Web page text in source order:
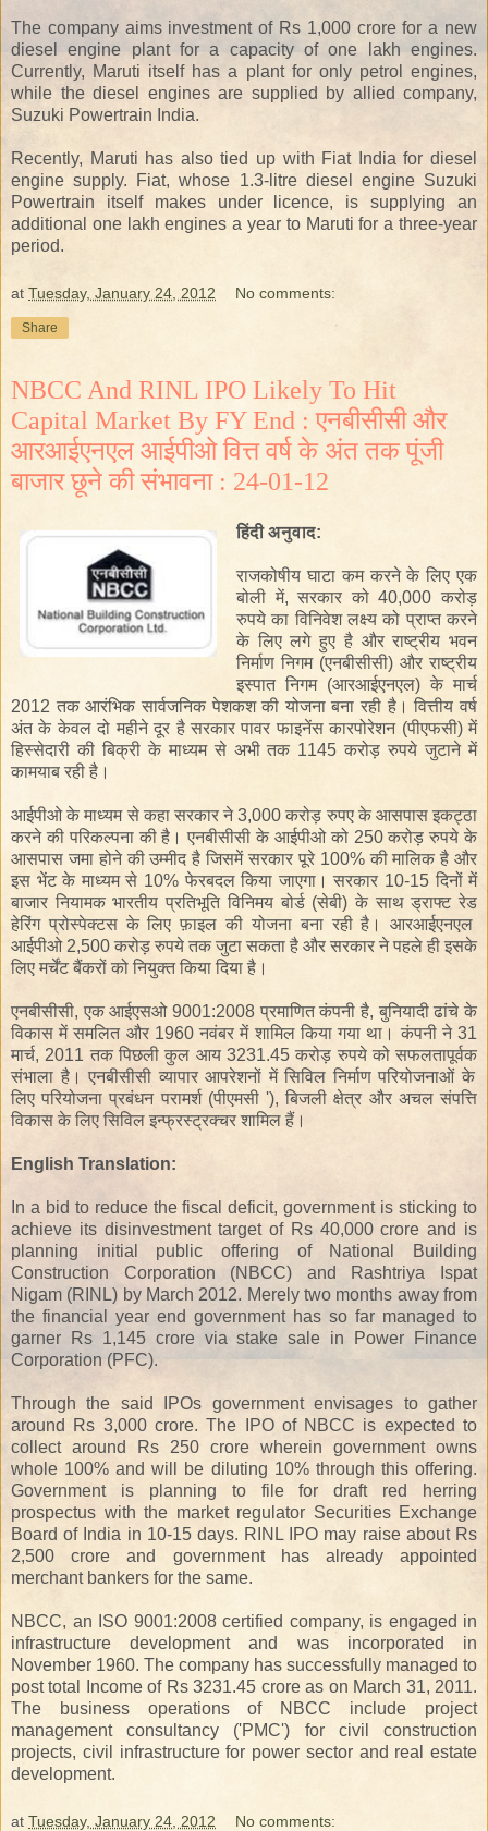
The company aims investment of Rs 1,000 crore for a new
diesel engine plant for a capacity of one lakh engines.
Currently, Maruti itself has a plant for only petrol engines,
while the diesel engines are supplied by allied company,
Suzuki Powertrain India.
Recently, Maruti has also tied up with Fiat India for diesel
engine supply. Fiat, whose 1.3-litre diesel engine Suzuki
Powertrain itself makes under licence, is supplying an
additional one lakh engines a year to Maruti for a three-year
period.
at Tuesday, January 24, 2012 No comments:
Share
NBCC And RINL IPO Likely To Hit
Capital Market By FY End : एनबीसीसी और
आरआईएनएल आईपीओ वित्त वर्ष के अंत तक पूंजी
बाजार छूने की संभावना : 24-01-12
हिंदी अनुवाद:
राजकोषीय घाटा कम करने के लिए एक
बोली में, सरकार को 40,000 करोड़
रुपये का विनिवेश लक्ष्य को प्राप्त करने
के लिए लगे हुए है और राष्ट्रीय भवन
निर्माण निगम (एनबीसीसी) और राष्ट्रीय
इस्पात निगम (आरआईएनएल) के मार्च
2012 तक आरंभिक सार्वजनिक पेशकश की योजना बना रही है।वित्तीय वर्ष
अंत के केवल दो महीने दूर है सरकार पावर फाइनेंस कारपोरेशन (पीएफसी) में
हिस्सेदारी की बिक्री के माध्यम से अभी तक 1145 करोड़ रुपये जुटाने में
कामयाब रही है ।
आईपीओ के माध्यम से कहा सरकार ने3,000 करोड़ रुपए के आसपास इकट्ठा
करने कीपरिकल्पना कीहै ।एनबीसीसी के आईपीओ को 250 करोड़ रुपये के
आसपास जमा होने की उम्मीद हैजिसमें सरकार पूरे 100% कीमालिक है और
इस भेंट के माध्यम से 10% फेरबदल किया जाएगा।सरकार 10-15 दिनों में
बाजार नियामक भारतीय प्रतिभूति विनिमय बोर्ड (सेबी) के साथ ड्राफ्ट रेड
हेरिंग प्रोस्पेक्टस के लिए फ़ाइल की योजना बना रही है ।आरआईएनएल
आईपीओ 2,500 करोड़ रुपये तक जुटासकता है और सरकार ने पहले ही इसके
लिए मर्चेंट बैंकरों को नियुक्त किया दिया है।
एनबीसीसी, एक आईएसओ 9001:2008 प्रमाणित कंपनी है, बुनियादी ढांचे के
विकास में समलित और 1960 नवंबर में शामिल किया गया था ।कंपनी ने31
मार्च, 2011 तक पिछली कुल आय 3231.45 करोड़ रुपये कोसफलतापूर्वक
संभाला है। एनबीसीसी व्यापार आपरेशनों में सिविल निर्माण परियोजनाओं के
लिए परियोजना प्रबंधन परामर्श (पीएमसी '), बिजली क्षेत्र और अचल संपत्ति
विकास के लिए सिविल इन्फ्रस्ट्रक्चर शामिल हैं।
English Translation:
In a bid to reduce the fiscal deficit, government is sticking to
achieve its disinvestment target of Rs 40,000 crore and is
planning initial public offering of National Building
Construction Corporation (NBCC) and Rashtriya Ispat
Nigam (RINL) by March 2012. Merely two months away from
the financial year end government has so far managed to
garner Rs 1,145 crore via stake sale in Power Finance
Corporation (PFC).
Through the said IPOs government envisages to gather
around Rs 3,000 crore. The IPO of NBCC is expected to
collect around Rs 250 crore wherein government owns
whole 100% and will be diluting 10% through this offering.
Government is planning to file for draft red herring
prospectus with the market regulator Securities Exchange
Board of India in 10-15 days. RINL IPO may raise about Rs
2,500 crore and government has already appointed
merchant bankers for the same.
NBCC, an ISO 9001:2008 certified company, is engaged in
infrastructure development and was incorporated in
November 1960. The company has successfully managed to
post total Income of Rs 3231.45 crore as on March 31, 2011.
The business operations of NBCC include project
management consultancy ('PMC') for civil construction
projects, civil infrastructure for power sector and real estate
development.
at Tuesday, January 24, 2012 No comments: